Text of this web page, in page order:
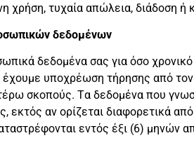
χρήση, τυχαία απώλεια, διάδοση ή
δεδομένων
δεδομένα σας για όσο
υποχρέωση τήρησης από
σκοπούς. Tα δεδομένα που
εκτός αν ορίζεται διαφορετικά
εντός έξι (6) μηνών